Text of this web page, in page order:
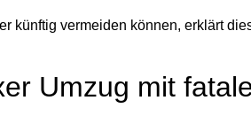
künftig vermeiden können, erklärt
Umzug mit